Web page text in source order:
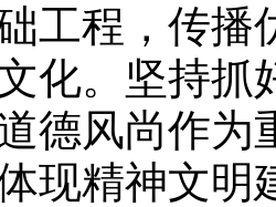
工程，传播
化。坚持抓
德风尚作为
现精神文明